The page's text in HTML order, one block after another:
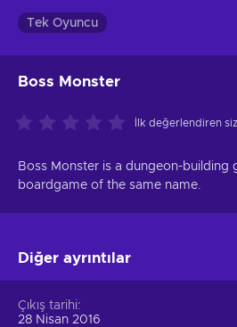
Tek Oyuncu
Boss Monster
İlk değerlendiren
Boss Monster is a dungeon-building
boardgame of the same name.
Diğer ayrıntılar
Çıkış tarihi
28 Nisan 2016